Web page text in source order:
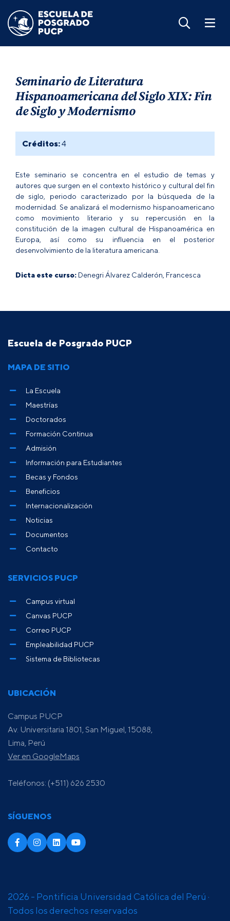
Seminario de Literatura
Hispanoamericana del Siglo XIX: Fin
de Siglo y Modernismo
Créditos:4
Este seminario se concentra en el estudio de temas y
autores que surgen en el contexto histórico y cultural del fin
de siglo, periodo caracterizado por la búsqueda de la
modernidad. Se analizará el modernismo hispanoamericano
como movimiento literario y su repercusión en la
constitución de la imagen cultural de Hispanoamérica en
Europa, así como su influencia en el posterior
desenvolvimiento de la literatura americana.
Dicta este curso: Denegri Álvarez Calderón, Francesca
Escuela de Posgrado PUCP
UBICACIÓN
Campus PUCP
Av. Universitaria 1801, San Miguel, 15088,
Lima, Perú
Ver en GoogleMaps
Teléfonos: (+511) 626 2530
SÍGUENOS
MAPA DE SITIO
La Escuela
Maestrías
Doctorados
Formación Continua
Admisión
Información para Estudiantes
Becas y Fondos
Beneficios
Internacionalización
Noticias
Documentos
Contacto
SERVICIOS PUCP
Campus virtual
Canvas PUCP
Correo PUCP
Empleabilidad PUCP
Sistema de Bibliotecas
2026 - Pontificia Universidad Católica del Perú ·
Todos los derechos reservados